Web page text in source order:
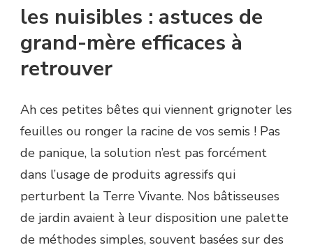
les nuisibles : astuces de
grand-mère efficaces à
retrouver
Ah ces petites bêtes qui viennent grignoter les
feuilles ou ronger la racine de vos semis ! Pas
de panique, la solution n’est pas forcément
dans l’usage de produits agressifs qui
perturbent la Terre Vivante. Nos bâtisseuses
de jardin avaient à leur disposition une palette
de méthodes simples, souvent basées sur des